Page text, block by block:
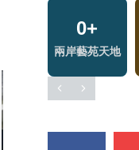
0+
兩岸藝苑天地
8+
評論